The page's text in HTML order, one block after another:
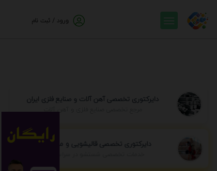
ورود / ثبت نام
دایرکتوری تخصصی آهن آلات و صنایع فلزی ایران
مرجع تخصصی صنایع فلزی و آهن آلات
دایرکتوری تخصصی قالیشویی و مبل شویی